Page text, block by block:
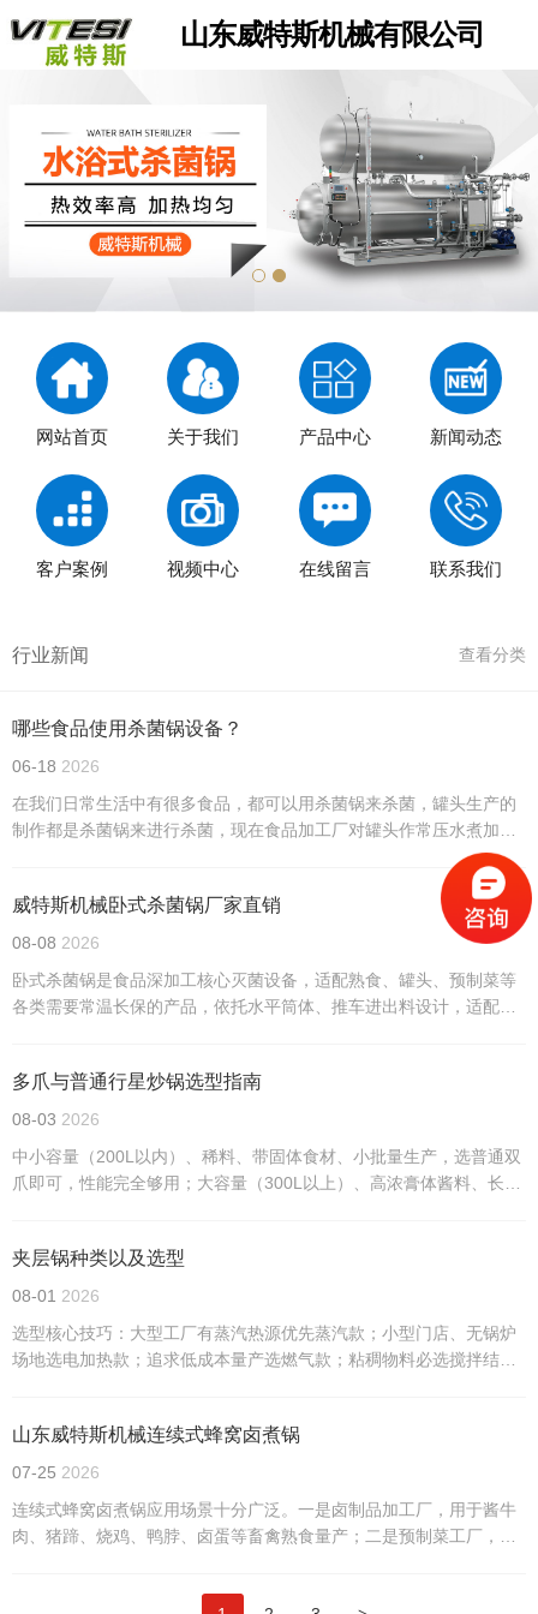
山东威特斯机械有限公司
网站首页 关于我们 产品中心 新闻动态
客户案例 视频中心 在线留言 联系我们
行业新闻 查看分类
哪些食品使用杀菌锅设备？
06-18 2026
在我们日常生活中有很多食品，都可以用杀菌锅来杀菌，罐头生产的
制作都是杀菌锅来进行杀菌，现在食品加工厂对罐头作常压水煮加热
杀菌处理时都采用本形式的卧式杀菌锅，卧式杀菌锅通过引入压缩空
威特斯机械卧式杀菌锅厂家直销
08-08 2026
卧式杀菌锅是食品深加工核心灭菌设备，适配熟食、罐头、预制菜等
各类需要常温长保的产品，依托水平筒体、推车进出料设计，适配规
多爪与普通行星炒锅选型指南
08-03 2026
中小容量（200L以内）、稀料、带固体食材、小批量生产，选普通双
爪即可，性能完全够用；大容量（300L以上）、高浓膏体酱料、长时
夹层锅种类以及选型
08-01 2026
选型核心技巧：大型工厂有蒸汽热源优先蒸汽款；小型门店、无锅炉
场地选电加热款；追求低成本量产选燃气款；粘稠物料必选搅拌结
山东威特斯机械连续式蜂窝卤煮锅
07-25 2026
连续式蜂窝卤煮锅应用场景十分广泛。一是卤制品加工厂，用于酱牛
肉、猪蹄、烧鸡、鸭脖、卤蛋等畜禽熟食量产；二是预制菜工厂，适
是连锁餐饮中央厨房，满足标准化统一卤制，保障口味一致；四是休